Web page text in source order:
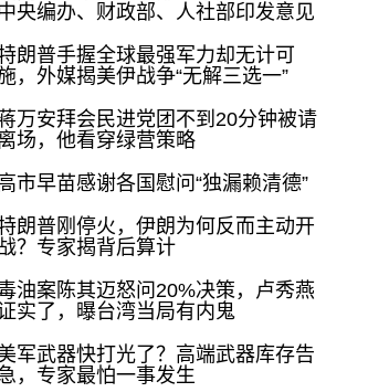
央编办、财政部、人社部印发意见
朗普手握全球最强军力却无计可
，外媒揭美伊战争“无解三选一”
万安拜会民进党团不到20分钟被请
场，他看穿绿营策略
市早苗感谢各国慰问“独漏赖清德”
朗普刚停火，伊朗为何反而主动开
？专家揭背后算计
油案陈其迈怒问20%决策，卢秀燕
实了，曝台湾当局有内鬼
军武器快打光了？高端武器库存告
，专家最怕一事发生